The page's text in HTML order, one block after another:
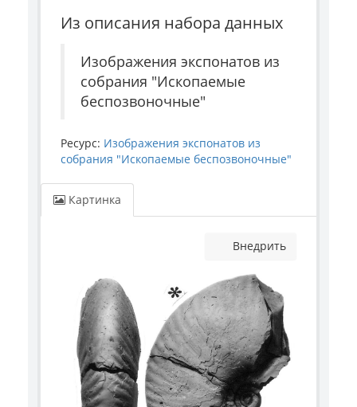
Из описания набора данных
Изображения экспонатов из
собрания "Ископаемые
беспозвоночные"
Ресурс: Изображения экспонатов из
собрания "Ископаемые беспозвоночные"
Картинка
Внедрить